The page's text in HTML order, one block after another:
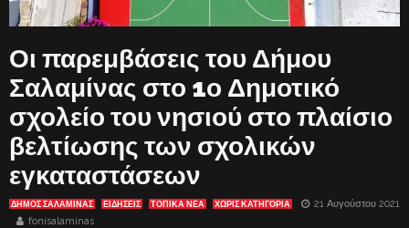
Οι παρεμβάσεις του Δήμου
Σαλαμίνας στο 1ο Δημοτικό
σχολείο του νησιού στο πλαίσιο
βελτίωσης των σχολικών
εγκαταστάσεων
ΔΗΜΟΣ ΣΑΛΑΜΙΝΑΣ ΕΙΔΗΣΕΙΣ ΤΟΠΙΚΑ ΝΕΑ ΧΩΡΊΣ ΚΑΤΗΓΟΡΊΑ
21 Αυγούστου 2021
fonisalaminas